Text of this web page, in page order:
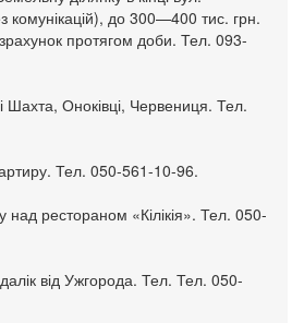
комунікацій), до 300—400 тис. грн.
протягом доби. Тел. 093-
Шахта, Оноківці, Червениця. Тел.
Тел. 050-561-10-96.
над рестораном «Кілікія». Тел. 050-
від Ужгорода. Тел. Тел. 050-